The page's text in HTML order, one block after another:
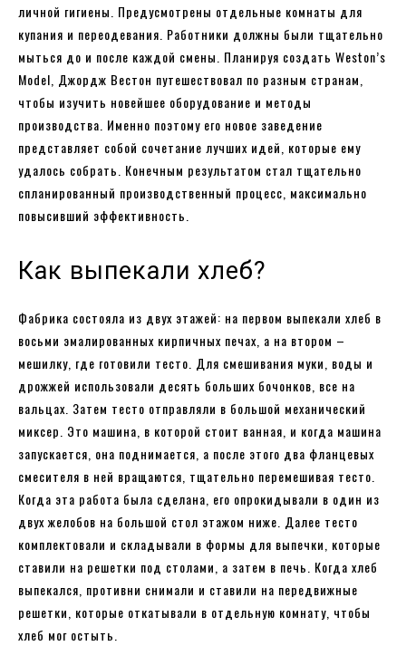
личной гигиены. Предусмотрены отдельные комнаты для
купания и переодевания. Работники должны были тщательно
мыться до и после каждой смены. Планируя создать Weston’s
Model, Джордж Вестон путешествовал по разным странам,
чтобы изучить новейшее оборудование и методы
производства. Именно поэтому его новое заведение
представляет собой сочетание лучших идей, которые ему
удалось собрать. Конечным результатом стал тщательно
спланированный производственный процесс, максимально
повысивший эффективность.
Как выпекали хлеб?
Фабрика состояла из двух этажей: на первом выпекали хлеб в
восьми эмалированных кирпичных печах, а на втором –
мешилку, где готовили тесто. Для смешивания муки, воды и
дрожжей использовали десять больших бочонков, все на
вальцах. Затем тесто отправляли в большой механический
миксер. Это машина, в которой стоит ванная, и когда машина
запускается, она поднимается, а после этого два фланцевых
смесителя в ней вращаются, тщательно перемешивая тесто.
Когда эта работа была сделана, его опрокидывали в один из
двух желобов на большой стол этажом ниже. Далее тесто
комплектовали и складывали в формы для выпечки, которые
ставили на решетки под столами, а затем в печь. Когда хлеб
выпекался, противни снимали и ставили на передвижные
решетки, которые откатывали в отдельную комнату, чтобы
хлеб мог остыть.